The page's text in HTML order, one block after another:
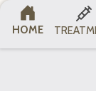
HOME
KATEGORI Semua